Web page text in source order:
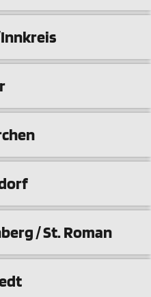
/ St. Roman